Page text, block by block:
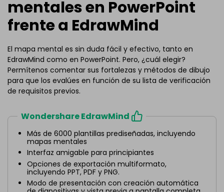
mentales en PowerPoint
frente a EdrawMind
El mapa mental es sin duda fácil y efectivo, tanto en
EdrawMind como en PowerPoint. Pero, ¿cuál elegir?
Permítenos comentar sus fortalezas y métodos de dibujo
para que los evalúes en función de su lista de verificación
de requisitos previos.
Wondershare EdrawMind
Más de 6000 plantillas prediseñadas, incluyendo
mapas mentales
Interfaz amigable para principiantes
Opciones de exportación multiformato,
incluyendo PPT, PDF y PNG.
Modo de presentación con creación automática